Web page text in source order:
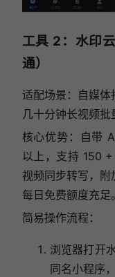
工具 2：水印
通）
适配场景：自媒体
几十分钟长视频
核心优势：自带
以上，支持 150
视频同步转写，附
每日免费额度充足。
简易操作流程：
浏览器打开
同名小程序